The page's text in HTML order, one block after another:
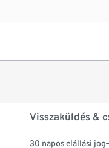
Visszaküldés &
30 napos elállási jog